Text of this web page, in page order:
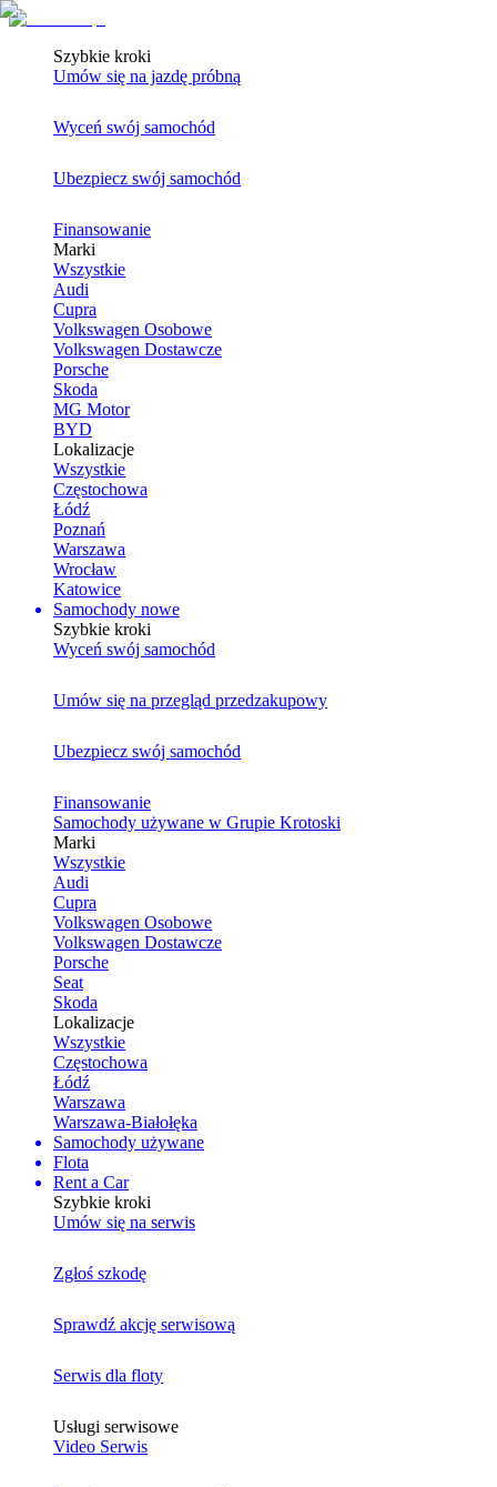
Szybkie kroki
Umów się na jazdę próbną
Wyceń swój samochód
Ubezpiecz swój samochód
Finansowanie
Marki
Wszystkie
Audi
Cupra
Volkswagen Osobowe
Volkswagen Dostawcze
Porsche
Skoda
MG Motor
BYD
Lokalizacje
Wszystkie
Częstochowa
Łódź
Poznań
Warszawa
Wrocław
Katowice
Samochody nowe
Szybkie kroki
Wyceń swój samochód
Umów się na przegląd przedzakupowy
Ubezpiecz swój samochód
Finansowanie
Samochody używane w Grupie Krotoski
Marki
Wszystkie
Audi
Cupra
Volkswagen Osobowe
Volkswagen Dostawcze
Porsche
Seat
Skoda
Lokalizacje
Wszystkie
Częstochowa
Łódź
Warszawa
Warszawa-Białołęka
Samochody używane
Flota
Rent a Car
Szybkie kroki
Umów się na serwis
Zgłoś szkodę
Sprawdź akcję serwisową
Serwis dla floty
Usługi serwisowe
Video Serwis